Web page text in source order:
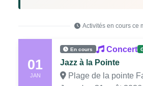
Activités en cours ce
01
JAN
En cours Concert
Jazz à la Pointe
Plage de la pointe